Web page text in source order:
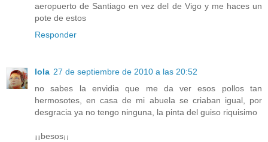
aeropuerto de Santiago en vez del de Vigo y me haces un
pote de estos
Responder
lola 27 de septiembre de 2010 a las 20:52
no sabes la envidia que me da ver esos pollos tan
hermosotes, en casa de mi abuela se criaban igual, por
desgracia ya no tengo ninguna, la pinta del guiso riquisimo
¡¡besos¡¡